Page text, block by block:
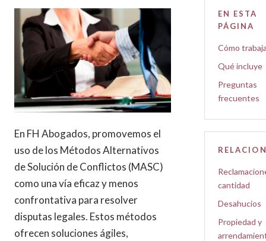
En FH Abogados, promovemos el
uso de los Métodos Alternativos
de Solución de Conflictos (MASC)
como una vía eficaz y menos
confrontativa para resolver
disputas legales. Estos métodos
ofrecen soluciones ágiles,
EN ESTA
PÁGINA
Cómo
Qué incluye
Preguntas
frecuentes
cantidad
Desahucios
Propiedad y